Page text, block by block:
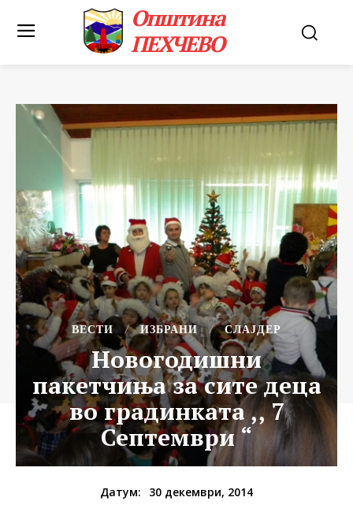
Општина
ПЕХЧЕВО
ВЕСТИ ИЗБРАНИ СЛАЈДЕР
Новогодишни
пакетчиња за сите деца
во градинката ,, 7
Септември “
Датум: 30 декември, 2014